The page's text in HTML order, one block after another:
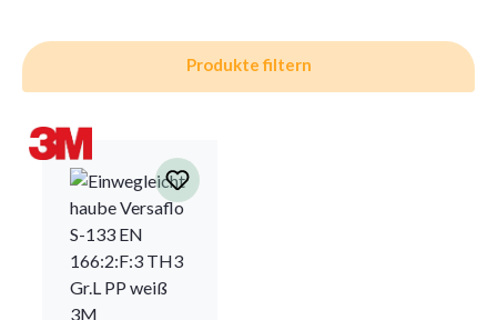
Produkte filtern